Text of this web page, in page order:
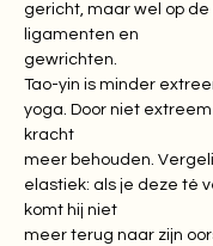
gericht, maar wel op de
ligamenten en
gewrichten.
Tao-yin is minder
yoga. Door niet
kracht
meer behouden.
elastiek: als je deze té
komt hij niet
meer terug naar zijn